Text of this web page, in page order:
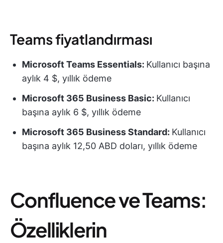
Teams fiyatlandırması
Microsoft Teams Essentials: Kullanıcı başına
aylık 4 $, yıllık ödeme
Microsoft 365 Business Basic: Kullanıcı
başına aylık 6 $, yıllık ödeme
Microsoft 365 Business Standard: Kullanıcı
başına aylık 12,50 ABD doları, yıllık ödeme
Confluence ve Teams:
Özelliklerin